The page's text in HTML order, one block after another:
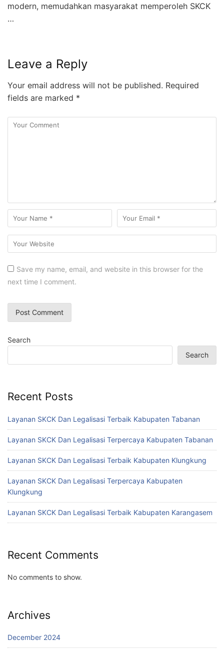
modern, memudahkan masyarakat memperoleh SKCK
…
Leave a Reply
Your email address will not be published. Required
fields are marked *
Save my name, email, and website in this browser for the
next time I comment.
Search
Search
Recent Posts
Layanan SKCK Dan Legalisasi Terbaik Kabupaten Tabanan
Layanan SKCK Dan Legalisasi Terpercaya Kabupaten Tabanan
Layanan SKCK Dan Legalisasi Terbaik Kabupaten Klungkung
Layanan SKCK Dan Legalisasi Terpercaya Kabupaten
Klungkung
Layanan SKCK Dan Legalisasi Terbaik Kabupaten Karangasem
Recent Comments
No comments to show.
Archives
December 2024